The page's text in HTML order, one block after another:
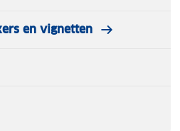
en vignetten